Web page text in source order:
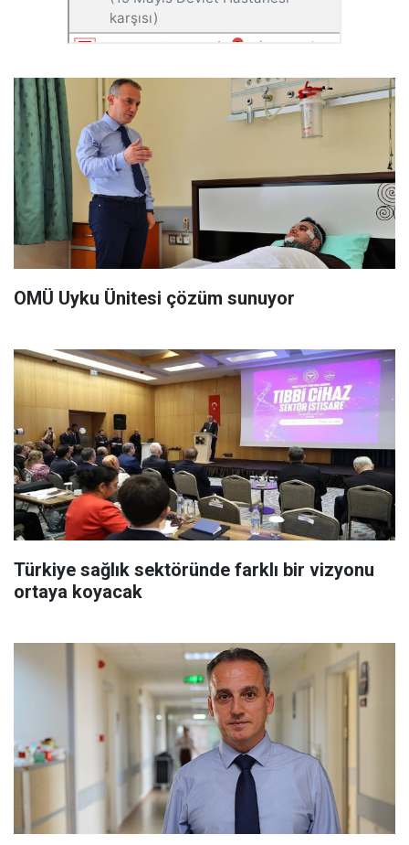
OMÜ Uyku Ünitesi çözüm sunuyor
Türkiye sağlık sektöründe farklı bir vizyonu
ortaya koyacak